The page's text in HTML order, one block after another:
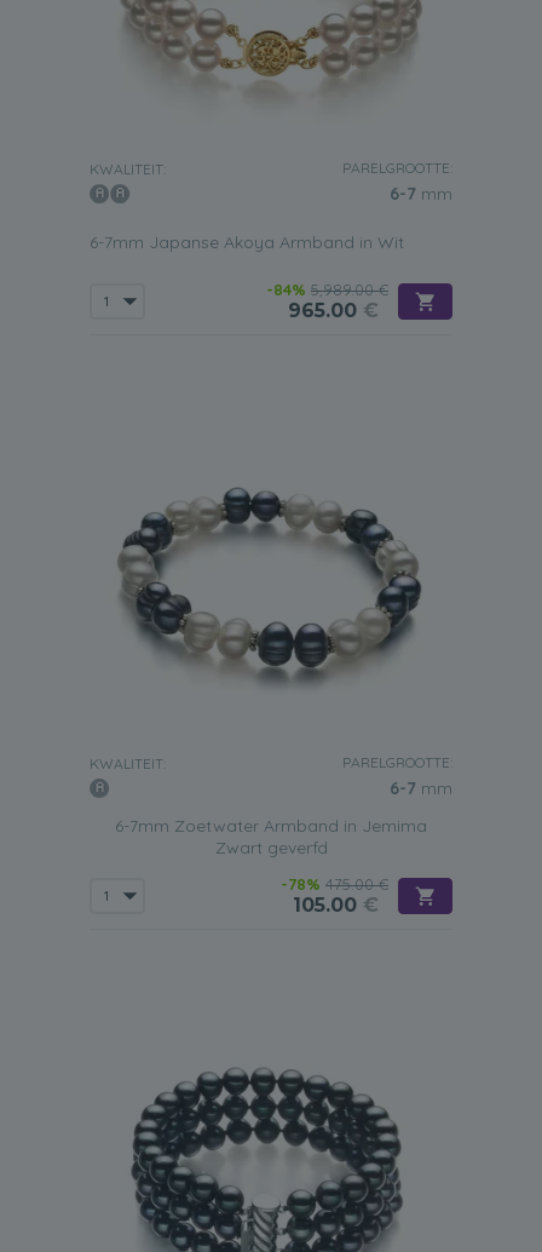
KWALITEIT: PARELGROOTTE:
6-7 mm
6-7mm Japanse Akoya Armband in Wit
-84% 5,989.00 €
965.00 €
KWALITEIT: PARELGROOTTE:
6-7 mm
6-7mm Zoetwater Armband in Jemima
Zwart geverfd
-78% 475.00 €
105.00 €